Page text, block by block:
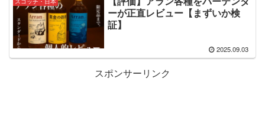
ーが正直レビュー【まずいか検
証】
2025.09.03
スポンサーリンク